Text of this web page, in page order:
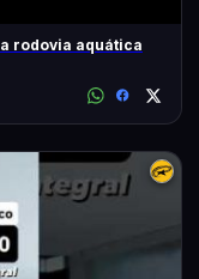
rodovia aquática